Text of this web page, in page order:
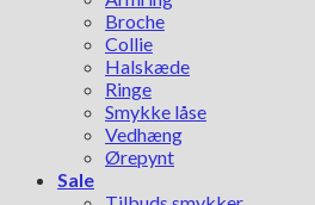
Broche
Collie
Halskæde
Ringe
Smykke låse
Vedhæng
Ørepynt
Sale